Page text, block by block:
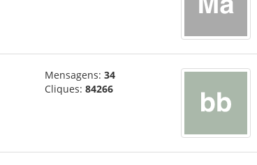
Mensagens: 34
Cliques: 84266